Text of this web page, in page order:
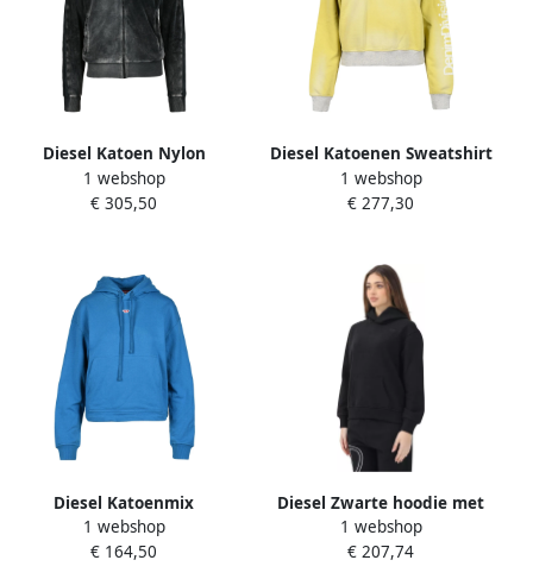
Diesel Katoen Nylon
Sweatshirt Black Dames
1 webshop
€ 305,50
Diesel Katoenen Sweatshirt
Yellow Dames
1 webshop
€ 277,30
Diesel Katoenmix
Sweatshirt Blue Dames
1 webshop
€ 164,50
Diesel Zwarte hoodie met
Oval D-logo Black Dames
1 webshop
€ 207,74